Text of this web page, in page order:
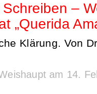
–
„Querida
Klärung. Von
am 14.